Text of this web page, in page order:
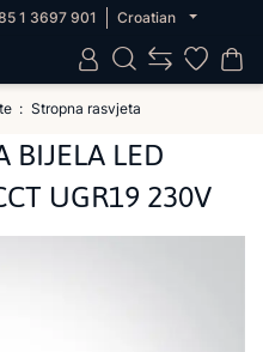
1 3697 901 Croatian
Stropna rasvjeta
BIJELA LED
UGR19 230V